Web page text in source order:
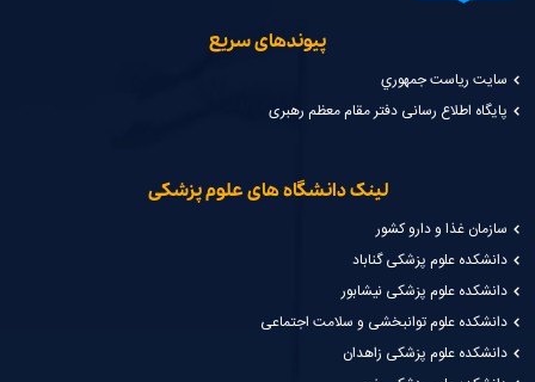
پیوندهای سریع
سايت رياست جمهوري
پایگاه اطلاع رسانی دفتر مقام معظم رهبری
لینک دانشگاه های علوم پزشکی
سازمان غذا و دارو کشور
دانشکده علوم پزشکی گناباد
دانشکده علوم پزشکی نیشابور
دانشکده علوم توانبخشی و سلامت اجتماعی
دانشکده علوم پزشکی زاهدان